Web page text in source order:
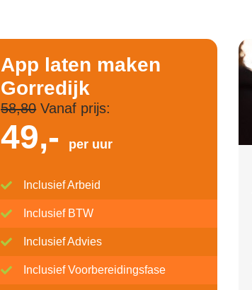
App laten maken
Gorredijk
58,80Vanaf prijs:
49,- per uur
Inclusief Arbeid
Inclusief BTW
Inclusief Advies
Inclusief Voorbereidingsfase